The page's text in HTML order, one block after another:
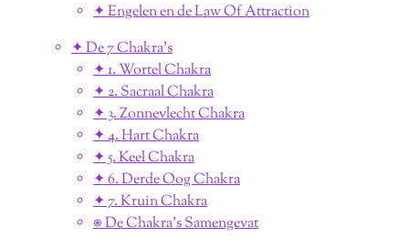
✦ Engelen en de Law Of Attraction
✦ De 7 Chakra's
✦ 1. Wortel Chakra
✦ 2. Sacraal Chakra
✦ 3. Zonnevlecht Chakra
✦ 4. Hart Chakra
✦ 5. Keel Chakra
✦ 6. Derde Oog Chakra
✦ 7. Kruin Chakra
⎈ De Chakra's Samengevat